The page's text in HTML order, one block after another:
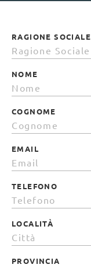
RAGIONE SOCIALE
NOME
COGNOME
EMAIL
TELEFONO
LOCALITÀ
PROVINCIA